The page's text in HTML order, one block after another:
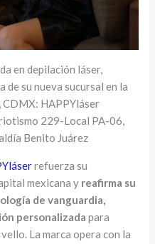
en depilación láser,
de su nueva sucursal en la
CDMX: HAPPYláser
229-Local PA-06,
Benito Juárez
refuerza su
mexicana y reafirma su
de vanguardia,
personalizada para
La marca opera con la